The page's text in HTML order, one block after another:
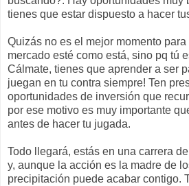
tienes que estar dispuesto a hacer
Quizás no es el mejor momento para
mercado esté como está, sino pq tú
Cálmate, tienes que aprender a ser
juegan en tu contra siempre! Ten
oportunidades de inversión que
por ese motivo es muy importante
antes de hacer tu jugada.
Todo llegará, estás en una carrera
y, aunque la acción es la madre de
precipitación puede acabar contigo.